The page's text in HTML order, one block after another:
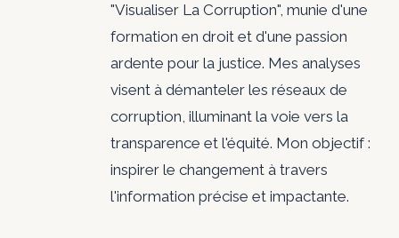
"Visualiser La Corruption", munie d'une
formation en droit et d'une passion
ardente pour la justice. Mes analyses
visent à démanteler les réseaux de
corruption, illuminant la voie vers la
transparence et l'équité. Mon objectif :
inspirer le changement à travers
l'information précise et impactante.